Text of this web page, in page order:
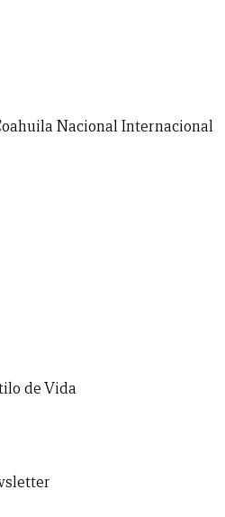
NacionalInternacional
de Vida